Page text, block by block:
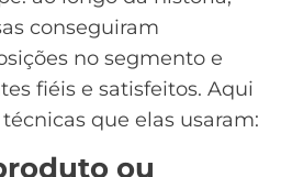
conseguiram
no segmento e
fiéis e satisfeitos. Aqui
que elas usaram:
ou